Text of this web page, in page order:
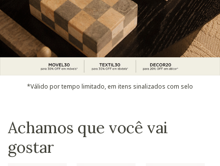
*Válido por tempo limitado, em itens sinalizados com selo
Achamos que você vai
gostar